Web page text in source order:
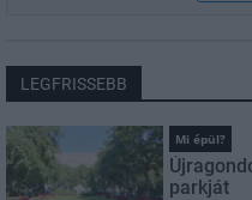
LEGFRISSEBB
Mi épül?
parkját